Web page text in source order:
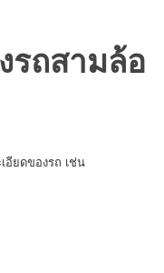
ถสามล้อ
อียดของรถ เช่น